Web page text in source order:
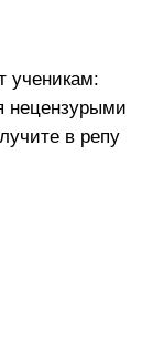
ученикам:
нецензурыми
в репу